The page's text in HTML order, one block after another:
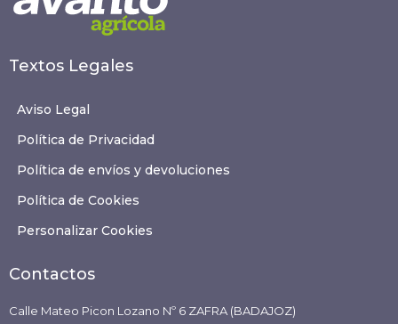
Textos Legales
Aviso Legal
Política de Privacidad
Política de envíos y devoluciones
Política de Cookies
Personalizar Cookies
Contactos
Calle Mateo Picon Lozano Nº 6 ZAFRA (BADAJOZ)